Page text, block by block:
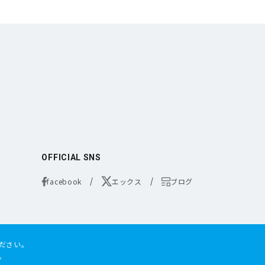
OFFICIAL SNS
facebook エックス ブログ
い。